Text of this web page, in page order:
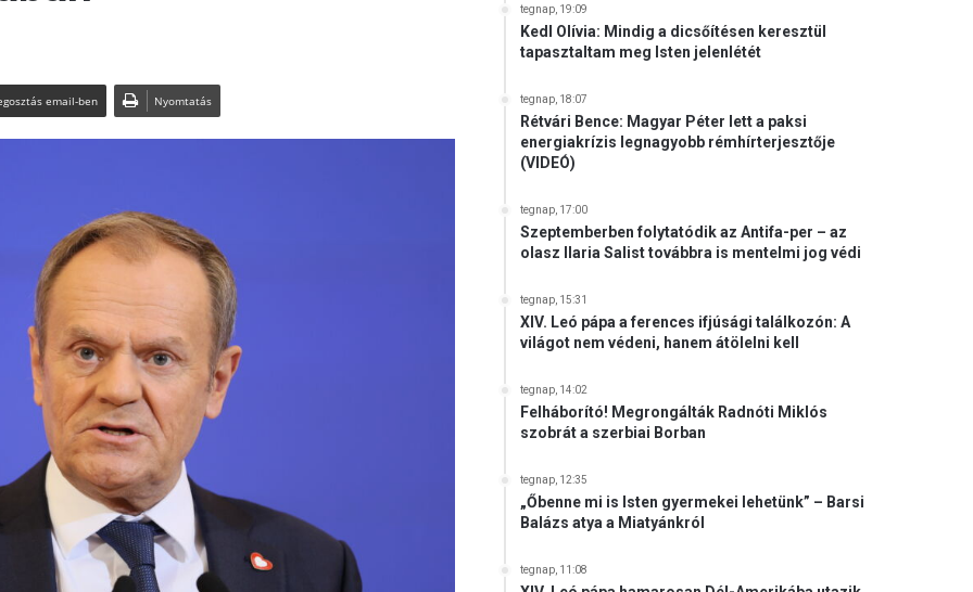
email-ben Nyomtatás
tegnap, 19:09
Kedl Olívia: Mindig a dicsőítésen keresztül
tapasztaltam meg Isten jelenlétét
tegnap, 18:07
Rétvári Bence: Magyar Péter lett a paksi
energiakrízis legnagyobb rémhírterjesztője
(VIDEÓ)
tegnap, 17:00
Szeptemberben folytatódik az Antifa-per – az
olasz Ilaria Salist továbbra is mentelmi jog védi
tegnap, 15:31
XIV. Leó pápa a ferences ifjúsági találkozón: A
világot nem védeni, hanem átölelni kell
tegnap, 14:02
Felháborító! Megrongálták Radnóti Miklós
szobrát a szerbiai Borban
tegnap, 12:35
„Őbenne mi is Isten gyermekei lehetünk” – Barsi
Balázs atya a Miatyánkról
tegnap, 11:08